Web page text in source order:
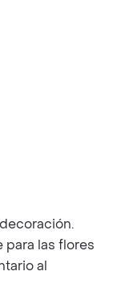
para las flores
al